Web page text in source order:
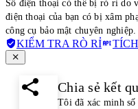
Số điện thoại có thể bị rò rỉ do
điện thoại của bạn có bị xâm
công cụ bảo mật chuyên nghiệp.
KIỂM TRA RÒ RỈ
Chia sẻ kết
Tôi đã xác minh